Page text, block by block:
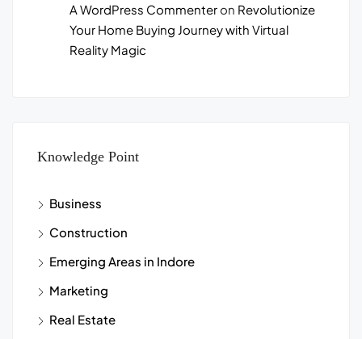
A WordPress Commenteron Revolutionize
Your Home Buying Journey with Virtual
Reality Magic
Knowledge Point
Business
Construction
Emerging Areas in Indore
Marketing
Real Estate